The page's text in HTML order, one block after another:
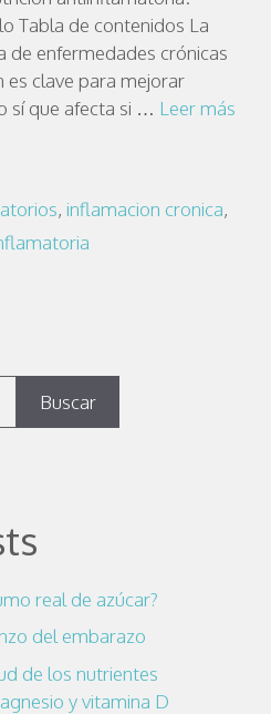
Tabla de contenidos La
de enfermedades crónicas
es clave para mejorar
sí que afecta si … Leer más
, inflamacion cronica,
Buscar
real de azúcar?
del embarazo
de los nutrientes
y vitamina D